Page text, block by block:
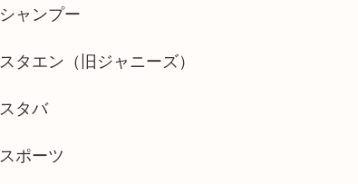
シャンプー
スタエン（旧ジャニーズ）
スタバ
スポーツ